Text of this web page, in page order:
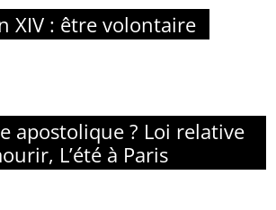
XIV : être volontaire
apostolique ? Loi relative
L’été à Paris